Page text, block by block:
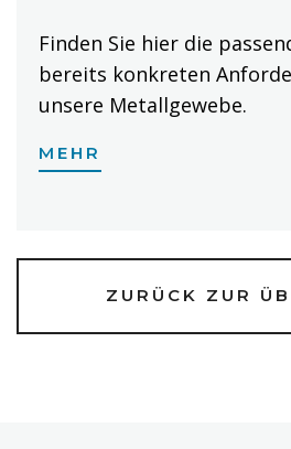
Finden Sie hier die
bereits konkreten
unsere Metallgewebe.
MEHR
ZURÜCK ZUR